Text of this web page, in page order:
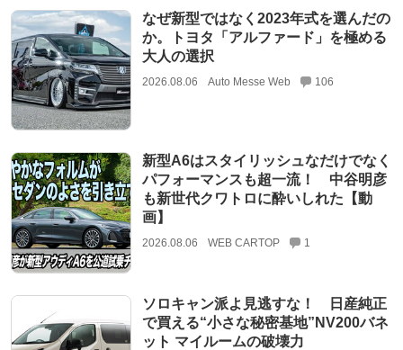
なぜ新型ではなく2023年式を選んだの
か。トヨタ「アルファード」を極める
大人の選択
2026.08.06 Auto Messe Web 106
新型A6はスタイリッシュなだけでなく
パフォーマンスも超一流！ 中谷明彦
も新世代クワトロに酔いしれた【動
画】
2026.08.06 WEB CARTOP 1
ソロキャン派よ見逃すな！ 日産純正
で買える“小さな秘密基地”NV200バネ
ット マイルームの破壊力